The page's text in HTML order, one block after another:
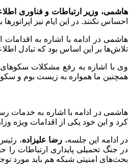
هاشمی، وزیر ارتباطات و فناوری
احساس نکنند. در این ایام نیز
هاشمی در ادامه با اشاره به
تلاش‌ها بر این اساس بود که تبادل
وی با اشاره به رفع مشکلات
همچنین ما همواره به زیست بوم و
هاشمی در ادامه با اشاره به خدمات
کرد و این خود یکی از اقدامات ویژه
در ادامه این جلسه، رضا علیزاده،
در جنگ تحمیلی پایداری ارتباطات
بحث‌های امنیتی شبکه هم باید مورد